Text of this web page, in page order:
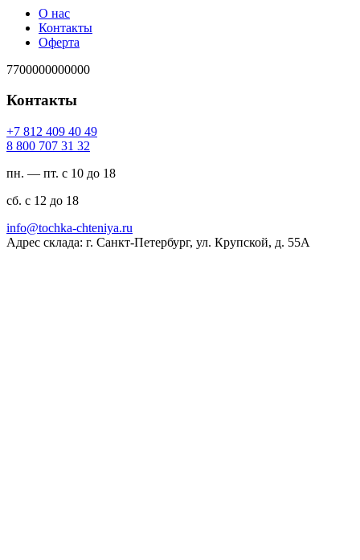
О нас
Контакты
Оферта
7700000000000
Контакты
94 04 904 218 7+
23 13 707 008 8
пн. — пт. с 10 до 18
сб. с 12 до 18
ur.ayinethc-akhcot@ofni
Адрес склада: г. Санкт-Петербург, ул. Крупской, д. 55А